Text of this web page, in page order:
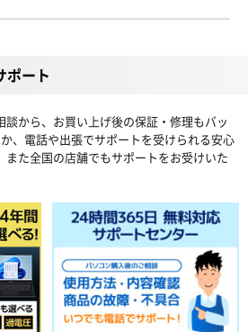
ポート
談から、お買い上げ後の保証・修理もバッ
、電話や出張でサポートを受けられる安心
また全国の店舗でもサポートをお受けいた